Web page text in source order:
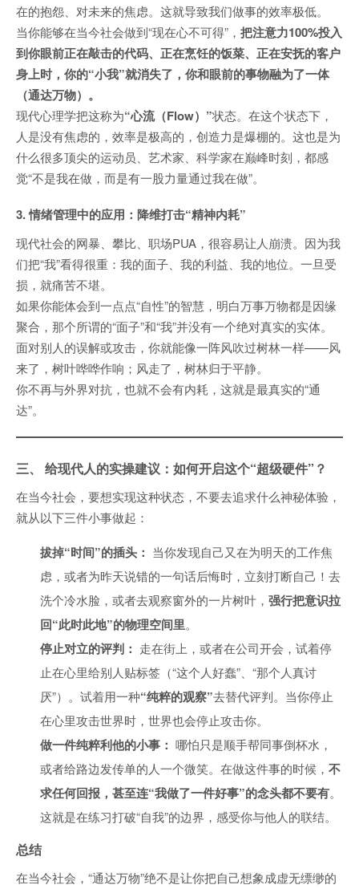
在的抱怨、对未来的焦虑。这就导致我们做事的效率极低。
当你能够在当今社会做到“现在心不可得”， 把注意力100%投入
到你眼前正在敲击的代码、正在烹饪的饭菜、正在安抚的客户
身上时，你的“小我”就消失了，你和眼前的事物融为了一体
（通达万物）。
现代心理学把这称为“心流（Flow）”状态。在这个状态下，
人是没有焦虑的，效率是极高的，创造力是爆棚的。这也是为
什么很多顶尖的运动员、艺术家、科学家在巅峰时刻，都感
觉“不是我在做，而是有一股力量通过我在做”。
3. 情绪管理中的应用：降维打击“精神内耗”
现代社会的网暴、攀比、职场PUA，很容易让人崩溃。因为我
们把“我”看得很重：我的面子、我的利益、我的地位。一旦受
损，就痛苦不堪。
如果你能体会到一点点“自性”的智慧，明白万事万物都是因缘
聚合，那个所谓的“面子”和“我”并没有一个绝对真实的实体。
面对别人的误解或攻击，你就能像一阵风吹过树林一样——风
来了，树叶哗哗作响；风走了，树林归于平静。
你不再与外界对抗，也就不会有内耗，这就是最真实的“通
达”。
三、 给现代人的实操建议：如何开启这个“超级硬件”？
在当今社会，要想实现这种状态，不要去追求什么神秘体验，
就从以下三件小事做起：
拔掉“时间”的插头： 当你发现自己又在为明天的工作焦
虑，或者为昨天说错的一句话后悔时，立刻打断自己！去
洗个冷水脸，或者去观察窗外的一片树叶， 强行把意识拉
回“此时此地”的物理空间里。
停止对立的评判： 走在街上，或者在公司开会，试着停
止在心里给别人贴标签（“这个人好蠢”、“那个人真讨
厌”）。试着用一种“纯粹的观察”去替代评判。当你停止
在心里攻击世界时，世界也会停止攻击你。
做一件纯粹利他的小事： 哪怕只是顺手帮同事倒杯水，
或者给路边发传单的人一个微笑。在做这件事的时候， 不
求任何回报，甚至连“我做了一件好事”的念头都不要有。
这就是在练习打破“自我”的边界，感受你与他人的联结。
总结
在当今社会，“通达万物”绝不是让你把自己想象成虚无缥缈的